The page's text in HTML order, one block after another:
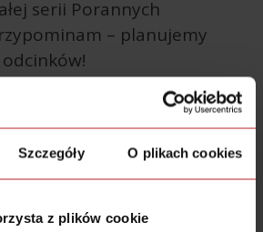
Szczegóły O plikach cookies
z plików cookie
serii Porannych
– planujemy
wzrost w moich
nimi są oczywiście inne
już wspomniałem: jakieś
z klientami i tak